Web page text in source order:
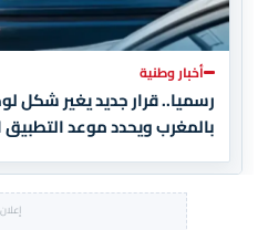
أخبار وطنية
رسميا.. قرار جديد يغير شكل
بالمغرب ويحدد موعد التطبيق